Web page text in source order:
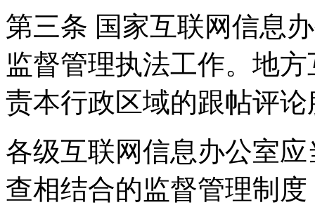
第三条 国家互联网信息
监督管理执法工作。地
责本行政区域的跟帖评
各级互联网信息办公室
查相结合的监督管理制